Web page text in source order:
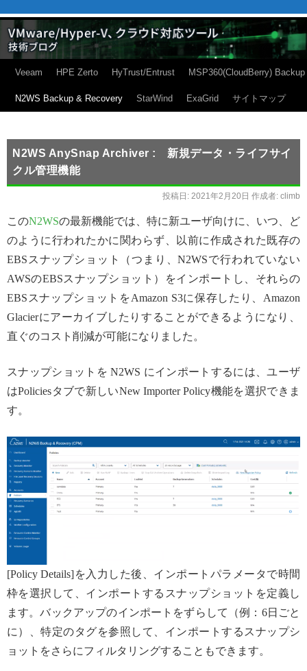
Veeam HPE Zerto HyTrust/Entrust MSP360(CloudBerry) Backup
N2WS Backup & Recovery StarWind ExaGrid サイトマップ
N2WS AnySnap Archiver : 新規データ・ライフサイ
クル管理機能
投稿日: 2021年2月20日 作成者: climb
このN2WSの最新機能では、特に新ユーザ向けに、いつ、ど
のように行われたかに関わらず、以前に作成された既存の
EBSスナップショット（つまり、N2WSで行われていない
AWSのEBSスナップショット）をインポートし、それらの
EBSスナップショットをAmazon S3に保存したり、Amazon
Glacierにアーカイブしたりすることができるようになり、
直ぐのコスト削減が可能になりました。
スナップショットを N2WS にインポートするには、ユーザ
はPoliciesタブで新しいNew Importer Policy機能を選択できま
す。
[Policy Details]を入力した後、インポートパラメータで時間
枠を選択して、インポートするスナップショットを定義し
ます。バックアップのインポートをずらして（例：6日ごと
に）、特定のタグを参照して、インポートするスナップシ
ョットをさらにフィルタリングすることもできます。